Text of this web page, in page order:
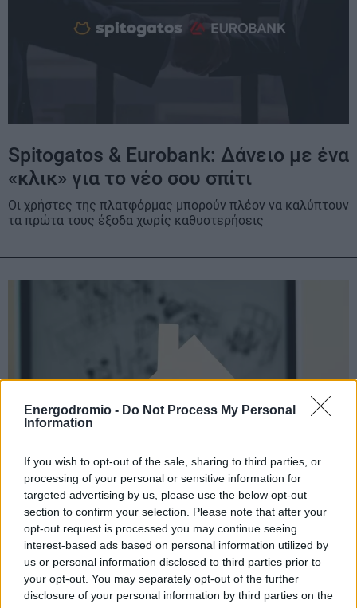
Energodromio - Do Not Process My Personal
Information
If you wish to opt-out of the sale, sharing to third parties, or
processing of your personal or sensitive information for
targeted advertising by us, please use the below opt-out
section to confirm your selection. Please note that after your
opt-out request is processed you may continue seeing
interest-based ads based on personal information utilized by
us or personal information disclosed to third parties prior to
your opt-out. You may separately opt-out of the further
disclosure of your personal information by third parties on the
Spitogatos & Eurobank: Δάνειο με ένα
«κλικ» για το νέο σου σπίτι
Οι χρήστες της πλατφόρμας μπορούν πλέον να καλύπτουν
τα πρώτα τους έξοδα χωρίς καθυστερήσεις
Θα ξεπεράσουν τα 2 δισ. ευρώ οι εκταμιεύσεις
νέων στεγαστικών δανείων το 2025 – Στο 25%
η άνοδος στη στεγαστική πίστη